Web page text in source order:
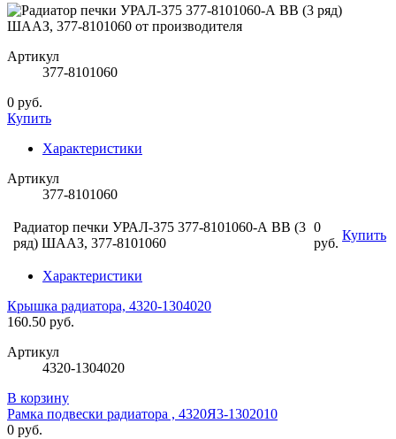
Артикул
377-8101060
0 руб.
Купить
Характеристики
Артикул
377-8101060
Радиатор печки УРАЛ-375 377-8101060-А ВВ (3
ряд) ШААЗ, 377-8101060
0
руб.
Купить
Характеристики
Крышка радиатора, 4320-1304020
160.50 руб.
Артикул
4320-1304020
В корзину
Рамка подвески радиатора , 4320Я3-1302010
0 руб.